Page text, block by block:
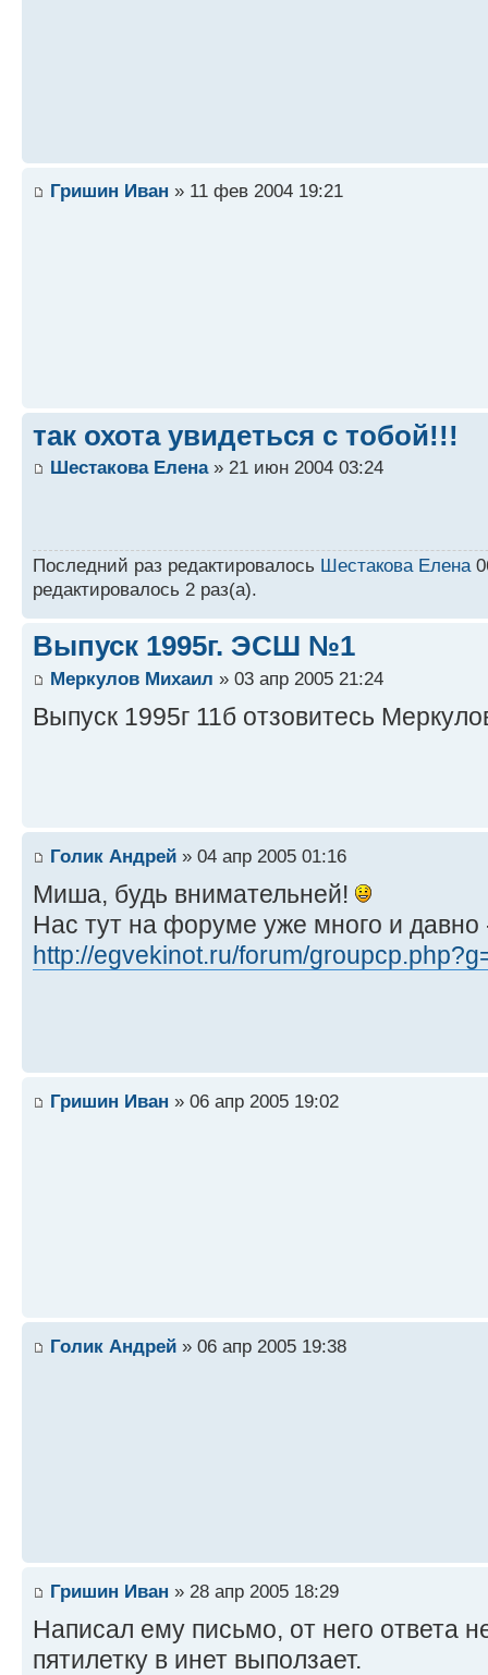
Гришин Иван » 11 фев 2004 19:21
так охота увидеться с тобой!!!
Шестакова Елена» 21 июн 2004 03:24
Последний раз редактировалось Шестакова Елена
редактировалось 2 раз(а).
Выпуск 1995г. ЭСШ №1
Меркулов Михаил » 03 апр 2005 21:24
Выпуск 1995г 11б отзовитесь
Голик Андрей » 04 апр 2005 01:16
Миша, будь внимательней!
Нас тут на форуме уже много и давно
http://egvekinot.ru/forum/
Гришин Иван » 06 апр 2005 19:02
Голик Андрей » 06 апр 2005 19:38
Гришин Иван » 28 апр 2005 18:29
Написал ему письмо, от него ответа
пятилетку в инет выползает.